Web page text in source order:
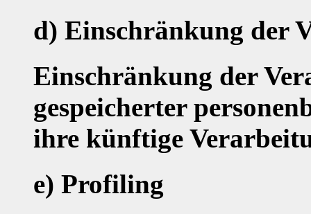
d) Einschränkung der
Einschränkung der
gespeicherter
ihre künftige
e) Profiling